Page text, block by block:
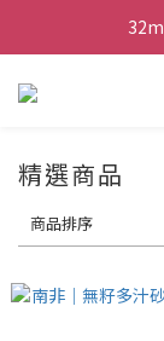
日
精選商品
商品排序